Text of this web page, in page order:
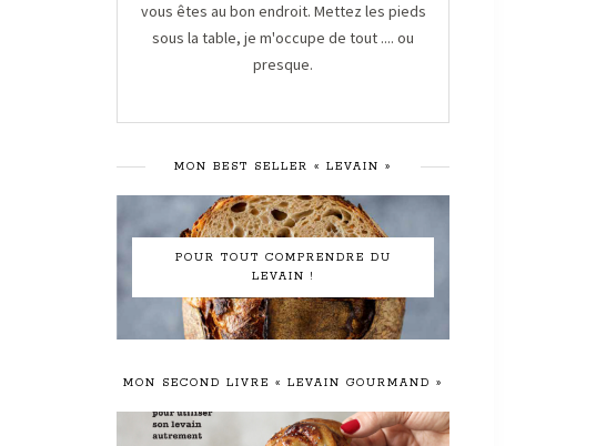
vous êtes au bon endroit. Mettez les pieds
sous la table, je m'occupe de tout .... ou
presque.
MON BEST SELLER « LEVAIN »
POUR TOUT COMPRENDRE DU
LEVAIN !
MON SECOND LIVRE « LEVAIN GOURMAND »